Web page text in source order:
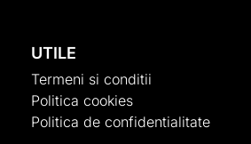
UTILE
Termeni si conditii
Politica cookies
Politica de confidentialitate